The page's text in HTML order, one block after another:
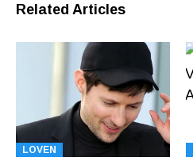
Related Articles
LOVEN